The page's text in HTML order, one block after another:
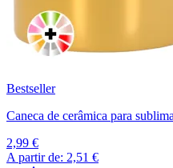
Bestseller
Caneca de cerâmica para
2,99 €
A partir de: 2,51 €